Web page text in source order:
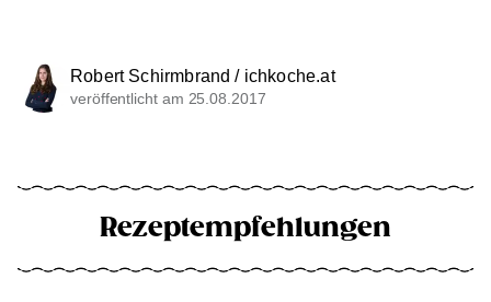
Robert Schirmbrand / ichkoche.at
veröffentlicht am 25.08.2017
Rezeptempfehlungen